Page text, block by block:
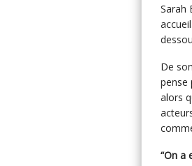
Sarah
De
pense
alors
“On a